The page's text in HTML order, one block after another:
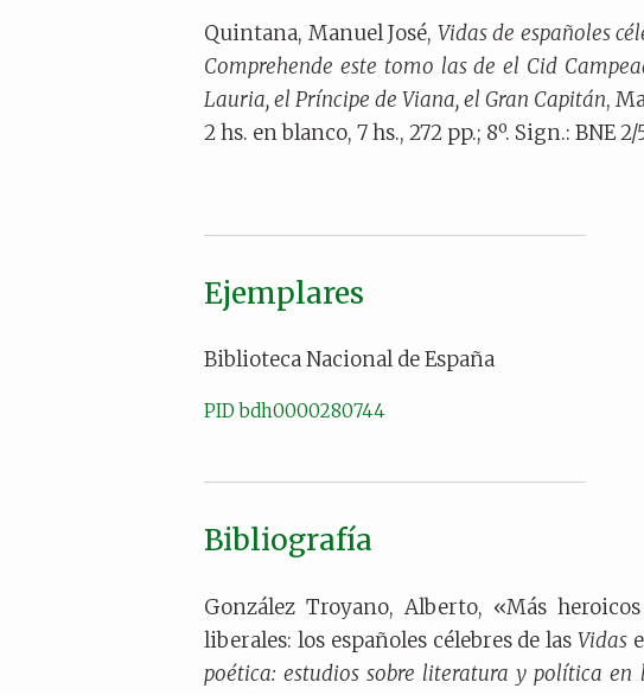
Quintana, Manuel José, Vidas de españoles
Comprehende este tomo las de el Cid
Lauria, el Príncipe de Viana, el Gran Capitán,
2 hs. en blanco, 7 hs., 272 pp.; 8º. Sign.: BNE 2/
Ejemplares
Biblioteca Nacional de España
PID bdh0000280744
Bibliografía
González Troyano, Alberto, «Más
liberales: los españoles célebres de las Vidas
poética: estudios sobre literatura y política en